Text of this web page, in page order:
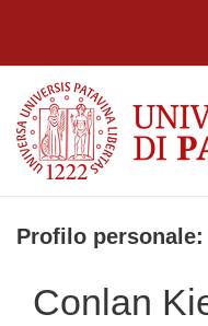
Profilo
Conlan